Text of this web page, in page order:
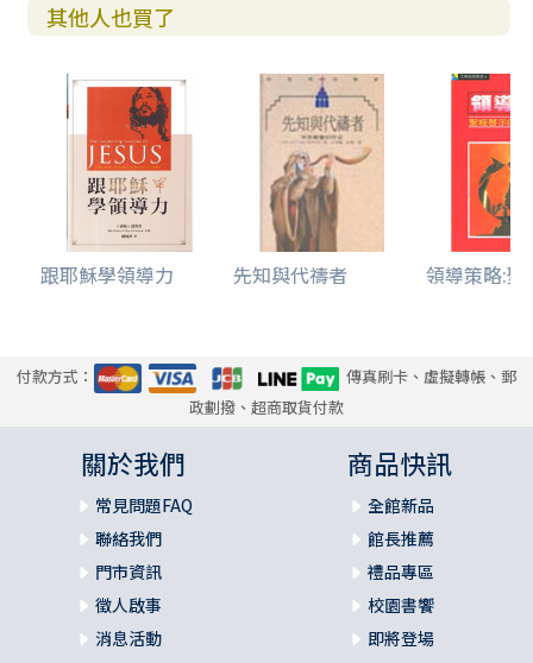
其他人也買了
跟耶穌學領導力 先知與代禱者 領導策略:聖
付款方式：
傳真刷卡、虛擬轉帳、郵
政劃撥、超商取貨付款
關於我們
常見問題FAQ
聯絡我們
門市資訊
徵人啟事
消息活動
商品快訊
全館新品
館長推薦
禮品專區
校園書饗
即將登場